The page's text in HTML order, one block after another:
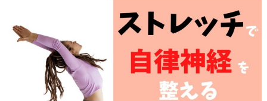
アスリートスリープコーチ
こどもの整体
オンライン整体